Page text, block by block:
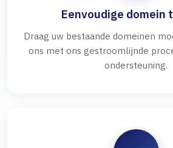
Eenvoudige domein
Draag uw bestaande domeinen
ons met ons gestroomlijnde
ondersteuning.